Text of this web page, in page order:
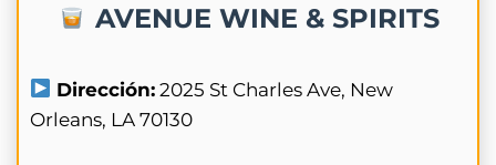
AVENUE WINE & SPIRITS
Dirección: 2025 St Charles Ave, New
Orleans, LA 70130